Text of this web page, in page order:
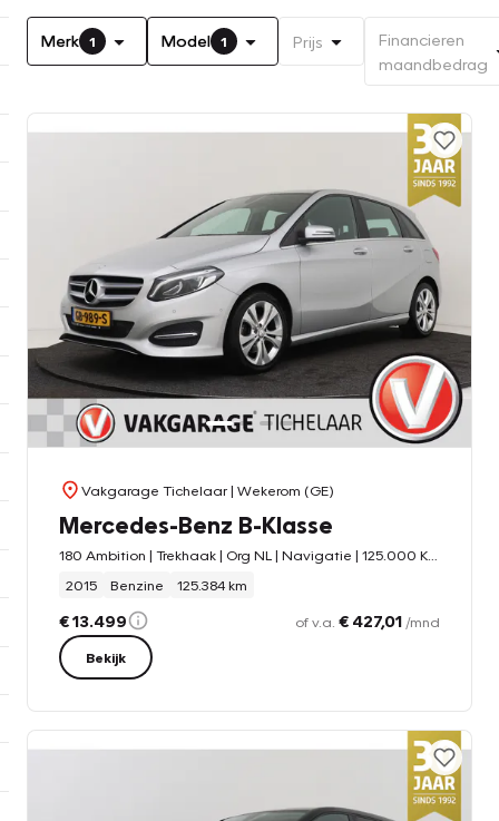
Merk 1 Model 1 Prijs
Financieren
maandbedrag
Vakgarage Tichelaar| Wekerom (GE)
Mercedes-Benz B-Klasse
2015
Benzine 125.384 km
€ 13.499 of v.a. € 427,01 /mnd
Bekijk